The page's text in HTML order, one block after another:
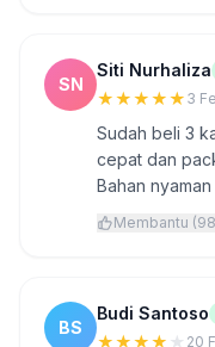
SN
Siti Nurhaliza
★★★★★ 3
Sudah beli 3
cepat dan
Bahan
Membantu
BS
Budi Santoso
★★★★ ★ 20